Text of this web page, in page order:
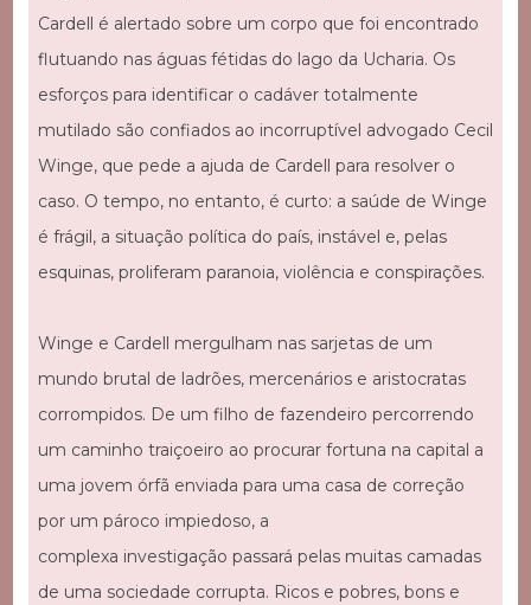
Cardell é alertado sobre um corpo que foi encontrado
flutuando nas águas fétidas do lago da Ucharia. Os
esforços para identificar o cadáver totalmente
mutilado são confiados ao incorruptível advogado Cecil
Winge, que pede a ajuda de Cardell para resolver o
caso. O tempo, no entanto, é curto: a saúde de Winge
é frágil, a situação política do país, instável e, pelas
esquinas, proliferam paranoia, violência e conspirações.
Winge e Cardell mergulham nas sarjetas de um
mundo brutal de ladrões, mercenários e aristocratas
corrompidos. De um filho de fazendeiro percorrendo
um caminho traiçoeiro ao procurar fortuna na capital a
uma jovem órfã enviada para uma casa de correção
por um pároco impiedoso, a
complexa investigação passará pelas muitas camadas
de uma sociedade corrupta. Ricos e pobres, bons e